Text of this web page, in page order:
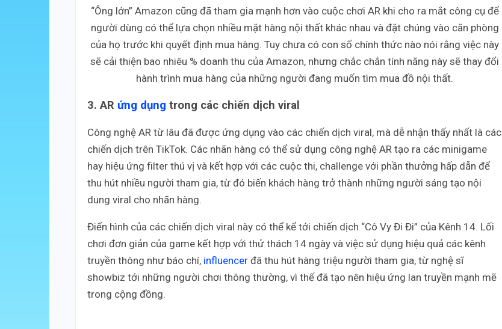
“Ông lớn” Amazon cũng đã tham gia mạnh hơn vào cuộc chơi AR khi cho ra mắt công cụ để
người dùng có thể lựa chọn nhiều mặt hàng nội thất khác nhau và đặt chúng vào căn phòng
của họ trước khi quyết định mua hàng. Tuy chưa có con số chính thức nào nói rằng việc này
sẽ cải thiện bao nhiêu % doanh thu của Amazon, nhưng chắc chắn tính năng này sẽ thay đổi
hành trình mua hàng của những người đang muốn tìm mua đồ nội thất.
3. AR ứng dụng trong các chiến dịch viral
Công nghệ AR từ lâu đã được ứng dụng vào các chiến dịch viral, mà dễ nhận thấy nhất là các
chiến dịch trên TikTok. Các nhãn hàng có thể sử dụng công nghệ AR tạo ra các minigame
hay hiệu ứng filter thú vị và kết hợp với các cuộc thi, challenge với phần thưởng hấp dẫn để
thu hút nhiều người tham gia, từ đó biến khách hàng trở thành những người sáng tạo nội
dung viral cho nhãn hàng.
Điển hình của các chiến dịch viral này có thể kể tới chiến dịch “Cô Vy Đi Đi” của Kênh 14. Lối
chơi đơn giản của game kết hợp với thử thách 14 ngày và việc sử dụng hiệu quả các kênh
truyền thông như báo chí, influencer đã thu hút hàng triệu người tham gia, từ nghệ sĩ
showbiz tới những người chơi thông thường, vì thế đã tạo nên hiệu ứng lan truyền mạnh mẽ
trong cộng đồng.